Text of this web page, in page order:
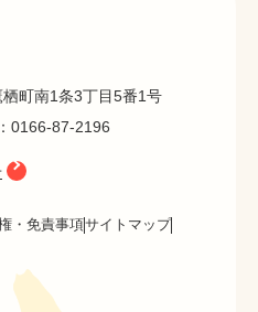
町南1条3丁目5番1号
0166-87-2196
・免責事項サイトマップ